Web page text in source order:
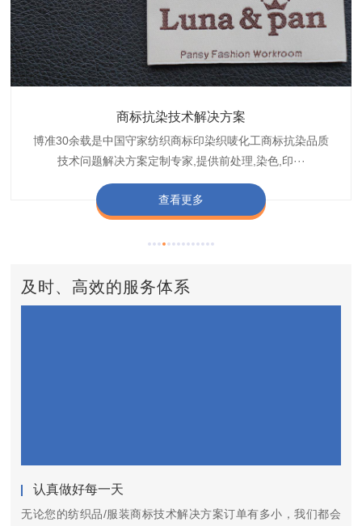
商标抗染技术解决方案
博准30余载是中国守家纺织商标印染织唛化工商标抗染品质
技术问题解决方案定制专家,提供前处理,染色,印···
查看更多
织带商标缩水技术解决方案
博准是一家专注30余载设计研发织唛印唛商标、织带织带商
标缩水品质技术问题解决方案一站式服务提供商,匠···
查看更多
服装色差技术解决方案
博准30余载专注提供纺织品印唛、织唛织造服装色差品质问
题技术解决方案一站式服务商,以其精湛的技术,科···
查看更多
纺织品商标固色剂
博准经营多年是行业专业纺织品商标固色助剂,TJ-A622,TJ-
A622,FSD,FSE商标固色剂加···
查看更多
皮革湿摩擦增进剂
博准长期致力于皮革商标湿摩擦增进助剂TJ-A6588,湿摩擦
增进剂加工定制服务技术研究与应用,凭借丰···
查看更多
及时、高效的服务体系
认真做好每一天
无论您的纺织品/服装商标技术解决方案订单有多小，我们都会